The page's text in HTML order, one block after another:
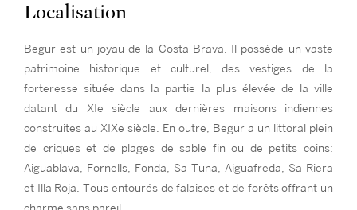
Localisation
Begur est un joyau de la Costa Brava. Il possède un vaste
patrimoine historique et culturel, des vestiges de la
forteresse située dans la partie la plus élevée de la ville
datant du XIe siècle aux dernières maisons indiennes
construites au XIXe siècle. En outre, Begur a un littoral plein
de criques et de plages de sable fin ou de petits coins:
Aiguablava, Fornells, Fonda, Sa Tuna, Aiguafreda, Sa Riera
et Illa Roja. Tous entourés de falaises et de forêts offrant un